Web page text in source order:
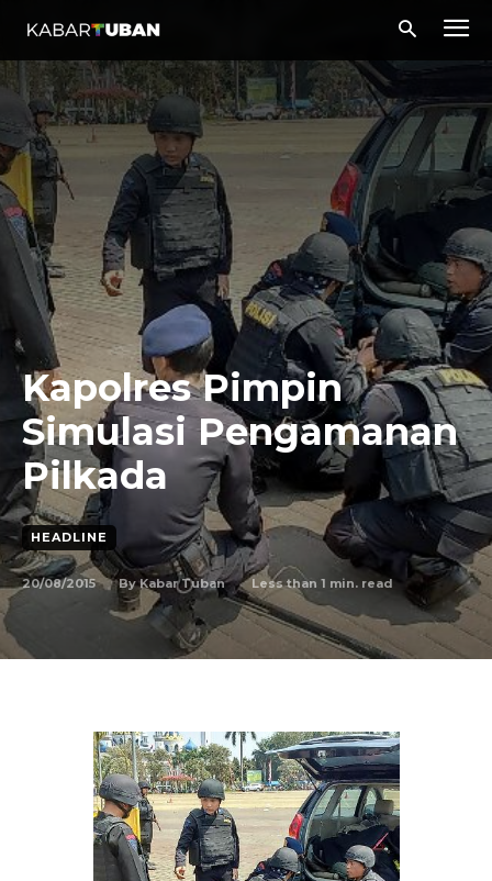
Kapolres Pimpin
Simulasi Pengamanan
Pilkada
HEADLINE
20/08/2015 By Kabar Tuban Less than 1 min. read